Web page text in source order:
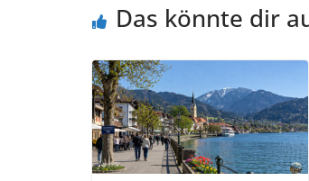
Das könnte dir